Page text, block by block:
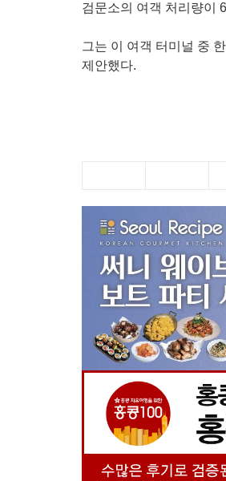
검문소의 여객 처리량이
그는 이 여객 터미널 중
제안했다.